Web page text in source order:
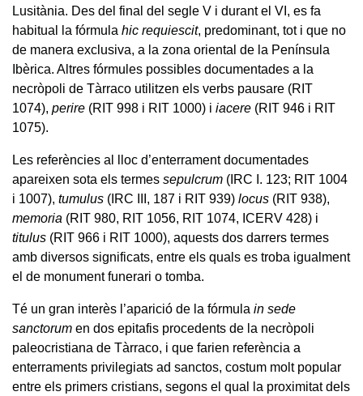
Lusitània. Des del final del segle V i durant el VI, es fa
habitual la fórmula hic requiescit, predominant, tot i que no
de manera exclusiva, a la zona oriental de la Península
Ibèrica. Altres fórmules possibles documentades a la
necròpoli de Tàrraco utilitzen els verbs pausare (RIT
1074), perire (RIT 998 i RIT 1000) i iacere (RIT 946 i RIT
1075).
Les referències al lloc d’enterrament documentades
apareixen sota els termes sepulcrum (IRC I. 123; RIT 1004
i 1007), tumulus (IRC III, 187 i RIT 939) locus (RIT 938),
memoria (RIT 980, RIT 1056, RIT 1074, ICERV 428) i
titulus (RIT 966 i RIT 1000), aquests dos darrers termes
amb diversos significats, entre els quals es troba igualment
el de monument funerari o tomba.
Té un gran interès l’aparició de la fórmula in sede
sanctorum en dos epitafis procedents de la necròpoli
paleocristiana de Tàrraco, i que farien referència a
enterraments privilegiats ad sanctos, costum molt popular
entre els primers cristians, segons el qual la proximitat dels